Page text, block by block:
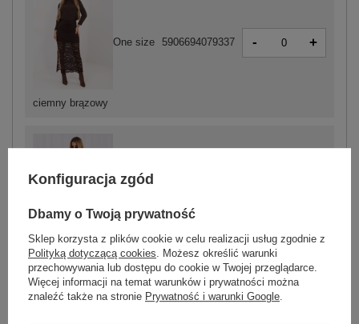
ciemny brązowy
One size 5906694079337 - +
czarny
Zobacz wszystkie kolory (+1)
Konfiguracja zgód
Dbamy o Twoją prywatność
Sklep korzysta z plików cookie w celu realizacji usług zgodnie z
Polityką dotyczącą cookies. Możesz określić warunki
przechowywania lub dostępu do cookie w Twojej przeglądarce.
Więcej informacji na temat warunków i prywatności można
znaleźć także na stronie Prywatność i warunki Google.